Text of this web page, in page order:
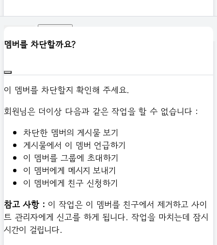
멤버를 차단할까요?
이 멤버를 차단할지 확인해 주세요.
회원님은 더이상 다음과 같은 작업을 할 수 없습니다 :
차단한 멤버의 게시물 보기
게시물에서 이 멤버 언급하기
이 멤버를 그룹에 초대하기
이 멤버에게 메시지 보내기
이 멤버에게 친구 신청하기
참고 사항 : 이 작업은 이 멤버를 친구에서 제거하고 사이
트 관리자에게 신고를 하게 됩니다. 작업을 마치는데 잠시
시간이 걸립니다.